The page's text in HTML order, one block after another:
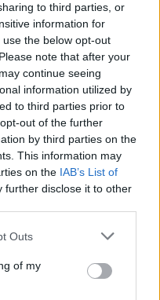
to third parties, or
information for
the below opt-out
note that after your
continue seeing
information utilized by
to third parties prior to
out of the further
by third parties on the
This information may
on the IAB’s List of
further disclose it to other
Outs
of my
ζωής
Doherty